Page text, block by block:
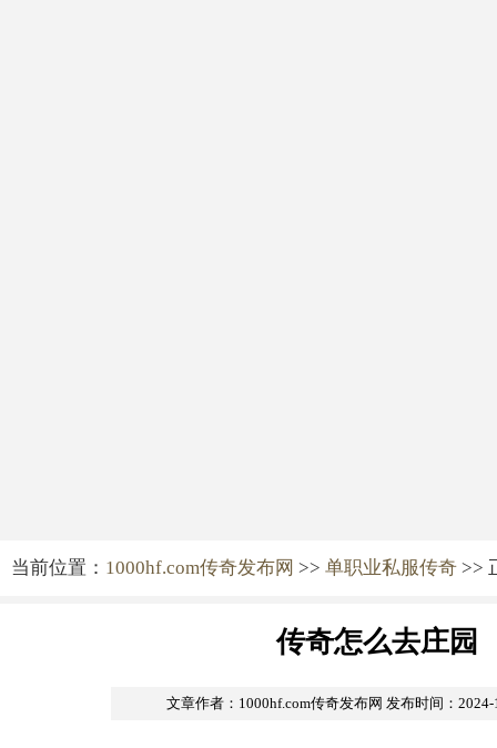
当前位置： 1000hf.com传奇发布网 >> 单职业私服传奇 >>
传奇怎么去庄园
文章作者：1000hf.com传奇发布网 发布时间：